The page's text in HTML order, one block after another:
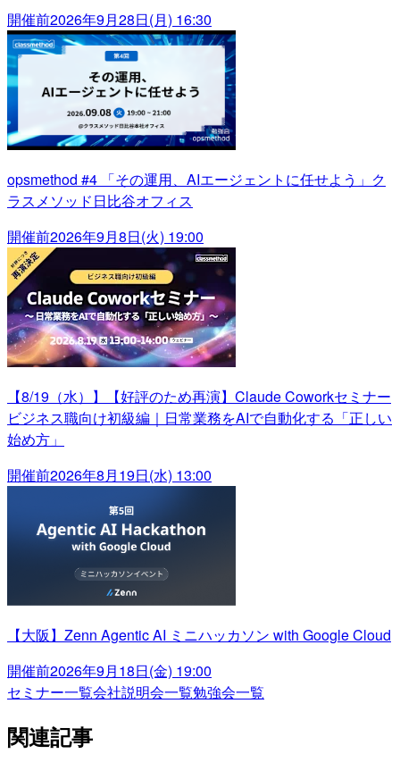
開催前2026年9月28日(月) 16:30
opsmethod #4 「その運用、AIエージェントに任せよう」ク
ラスメソッド日比谷オフィス
開催前2026年9月8日(火) 19:00
【8/19（水）】【好評のため再演】Claude Coworkセミナー
ビジネス職向け初級編｜日常業務をAIで自動化する「正しい
始め方」
開催前2026年8月19日(水) 13:00
【大阪】Zenn Agentic AI ミニハッカソン with Google Cloud
開催前2026年9月18日(金) 19:00
セミナー一覧会社説明会一覧勉強会一覧
関連記事